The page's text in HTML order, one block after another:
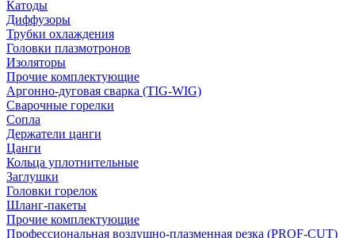
Катоды
Диффузоры
Трубки охлаждения
Головки плазмотронов
Изоляторы
Прочие комплектующие
Аргонно-дуговая сварка (TIG-WIG)
Сварочные горелки
Сопла
Держатели цанги
Цанги
Кольца уплотнительные
Заглушки
Головки горелок
Шланг-пакеты
Прочие комплектующие
Профессиональная воздушно-плазменная резка (PROF-CUT)